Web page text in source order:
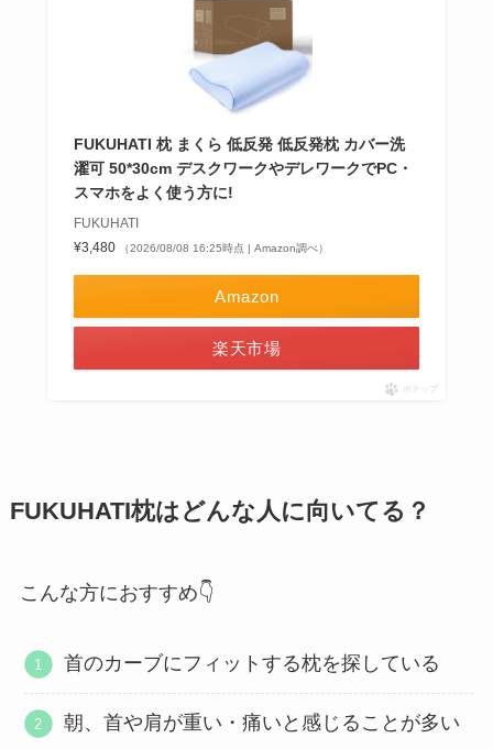
FUKUHATI 枕 まくら 低反発 低反発枕 カバー洗
濯可 50*30cm デスクワークやデレワークでPC・
スマホをよく使う方に!
FUKUHATI
¥3,480
（2026/08/08 16:25時点 | Amazon調べ）
Amazon
楽天市場
ポチップ
FUKUHATI枕はどんな人に向いてる？
こんな方におすすめ👇
首のカーブにフィットする枕を探している
朝、首や肩が重い・痛いと感じることが多い